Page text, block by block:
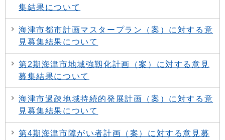
集結果について
海津市都市計画マスタープラン（案）に対する意
見募集結果について
第2期海津市地域強靱化計画（案）に対する意見
募集結果について
海津市過疎地域持続的発展計画（案）に対する意
見募集結果について
第4期海津市障がい者計画（案）に対する意見募